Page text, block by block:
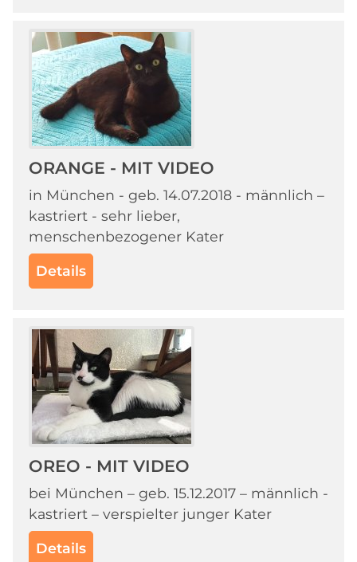
ORANGE - MIT VIDEO
in München - geb. 14.07.2018 - männlich –
kastriert - sehr lieber,
menschenbezogener Kater
Details
OREO - MIT VIDEO
bei München – geb. 15.12.2017 – männlich -
kastriert – verspielter junger Kater
Details